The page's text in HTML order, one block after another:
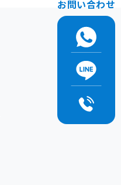
お問い合わせ